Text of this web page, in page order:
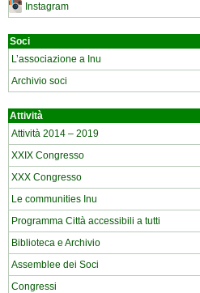
Instagram
Soci
L’associazione a Inu
Archivio soci
Attività
Attività 2014 – 2019
XXIX Congresso
XXX Congresso
Le communities Inu
Programma Città accessibili a tutti
Biblioteca e Archivio
Assemblee dei Soci
Congressi